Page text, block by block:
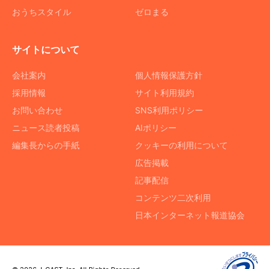
おうちスタイル
ゼロまる
サイトについて
会社案内
採用情報
お問い合わせ
ニュース読者投稿
編集長からの手紙
個人情報保護方針
サイト利用規約
SNS利用ポリシー
AIポリシー
クッキーの利用について
広告掲載
記事配信
コンテンツ二次利用
日本インターネット報道協会